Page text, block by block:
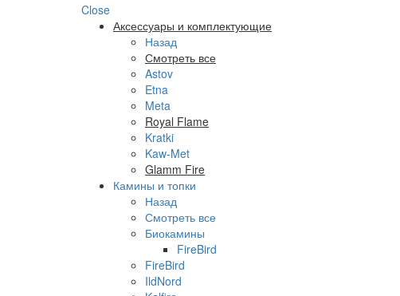
Close
Аксессуары и комплектующие
Назад
Смотреть все
Astov
Etna
Meta
Royal Flame
Kratki
Kaw-Met
Glamm Fire
Камины и топки
Назад
Смотреть все
Биокамины
FireBird
FireBird
IldNord